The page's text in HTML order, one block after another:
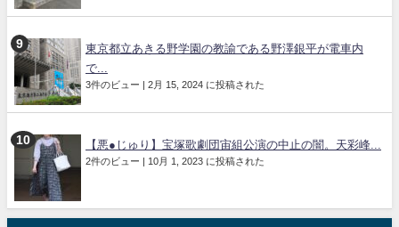
東京都立あきる野学園の教諭である野澤銀平が電車内
で...
3件のビュー | 2月 15, 2024 に投稿された
【悪●じゅり】宝塚歌劇団宙組公演の中止の闇。天彩峰...
2件のビュー | 10月 1, 2023 に投稿された